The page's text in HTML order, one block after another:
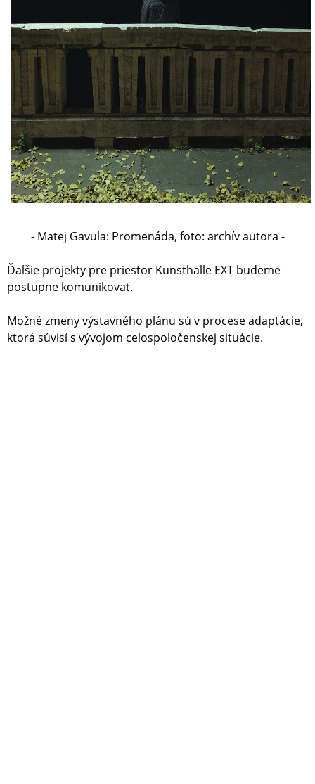
- Matej Gavula: Promenáda, foto: archív autora -
Ďalšie projekty pre priestor Kunsthalle EXT budeme
postupne komunikovať.
Možné zmeny výstavného plánu sú v procese adaptácie,
ktorá súvisí s vývojom celospoločenskej situácie.